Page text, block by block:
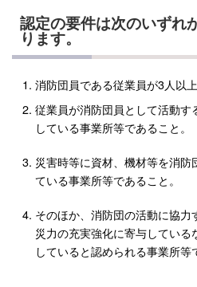
認定の要件は次のいずれ
ります。
消防団員である従業員が3人以
従業員が消防団員として活動
している事業所等であること。
災害時等に資材、機材等を消
ている事業所等であること。
そのほか、消防団の活動に協
災力の充実強化に寄与してい
していると認められる事業所等